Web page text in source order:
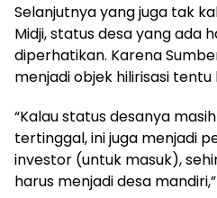
Selanjutnya yang juga tak
Midji, status desa yang ada
diperhatikan. Karena
menjadi objek hilirisasi
“Kalau status desanya
tertinggal, ini juga menjadi
investor (untuk masuk),
harus menjadi desa